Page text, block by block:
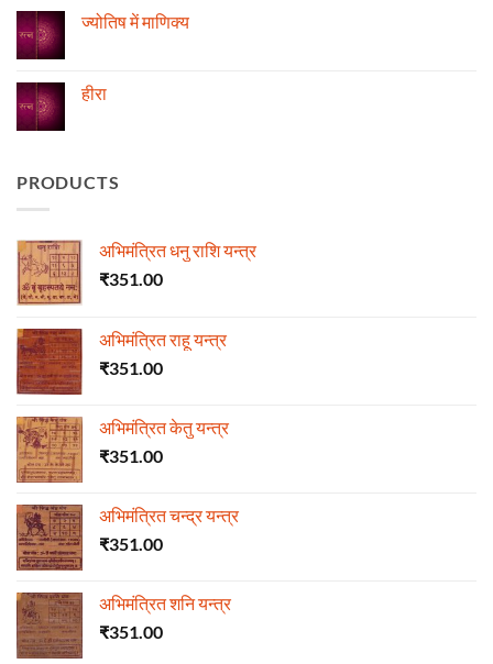
रुद्राक्ष
की
ज्योतिष में माणिक्य
ज्योतिष
मेंहीरा
PRODUCTS
अभिमंत्रित धनु राशि यन्त्र
₹351.00
अभिमंत्रित राहू यन्त्र
₹351.00
अभिमंत्रित केतु यन्त्र
₹351.00
अभिमंत्रित चन्द्र यन्त्र
₹351.00
अभिमंत्रित शनि यन्त्र
₹351.00